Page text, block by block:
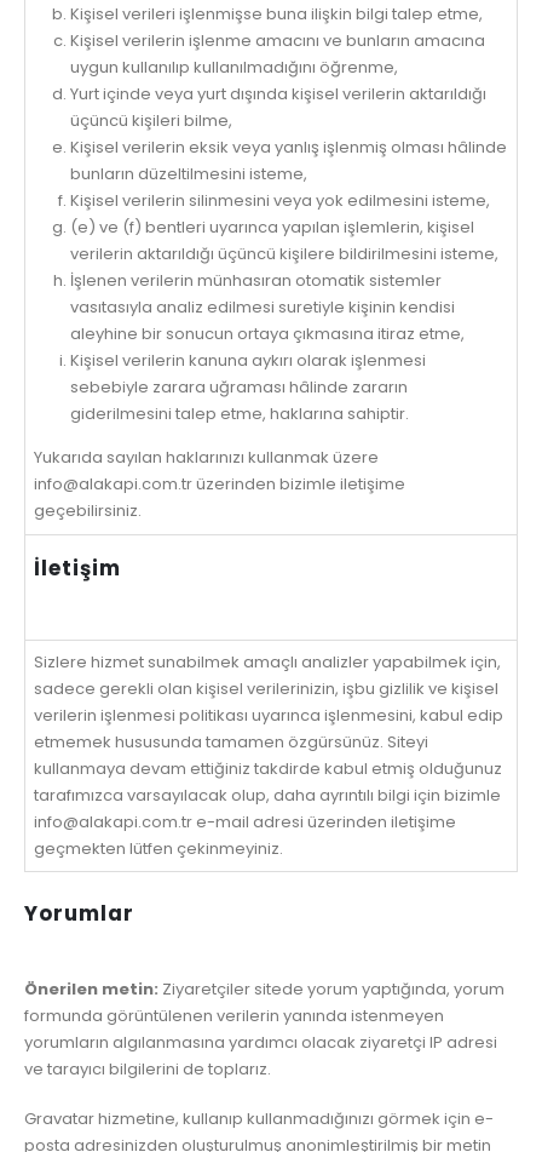
Kişisel verileri işlenmişse buna ilişkin bilgi talep etme,
Kişisel verilerin işlenme amacını ve bunların amacına
uygun kullanılıp kullanılmadığını öğrenme,
Yurt içinde veya yurt dışında kişisel verilerin aktarıldığı
üçüncü kişileri bilme,
Kişisel verilerin eksik veya yanlış işlenmiş olması hâlinde
bunların düzeltilmesini isteme,
Kişisel verilerin silinmesini veya yok edilmesini isteme,
(e) ve (f) bentleri uyarınca yapılan işlemlerin, kişisel
verilerin aktarıldığı üçüncü kişilere bildirilmesini isteme,
İşlenen verilerin münhasıran otomatik sistemler
vasıtasıyla analiz edilmesi suretiyle kişinin kendisi
aleyhine bir sonucun ortaya çıkmasına itiraz etme,
Kişisel verilerin kanuna aykırı olarak işlenmesi
sebebiyle zarara uğraması hâlinde zararın
giderilmesini talep etme, haklarına sahiptir.
Yukarıda sayılan haklarınızı kullanmak üzere
info@alakapi.com.tr üzerinden bizimle iletişime
geçebilirsiniz.
İletişim
Sizlere hizmet sunabilmek amaçlı analizler yapabilmek için,
sadece gerekli olan kişisel verilerinizin, işbu gizlilik ve kişisel
verilerin işlenmesi politikası uyarınca işlenmesini, kabul edip
etmemek hususunda tamamen özgürsünüz. Siteyi
kullanmaya devam ettiğiniz takdirde kabul etmiş olduğunuz
tarafımızca varsayılacak olup, daha ayrıntılı bilgi için bizimle
info@alakapi.com.tr e-mail adresi üzerinden iletişime
geçmekten lütfen çekinmeyiniz.
Yorumlar
Önerilen metin: Ziyaretçiler sitede yorum yaptığında, yorum
formunda görüntülenen verilerin yanında istenmeyen
yorumların algılanmasına yardımcı olacak ziyaretçi IP adresi
ve tarayıcı bilgilerini de toplarız.
Gravatar hizmetine, kullanıp kullanmadığınızı görmek için e-
posta adresinizden oluşturulmuş anonimleştirilmiş bir metin